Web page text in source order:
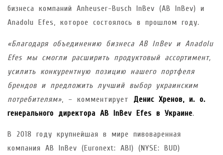
бизнеса компаний Anheuser-Busch InBev (AB InBev) и
Anadolu Efes, которое состоялось в прошлом году.
«Благодаря объединению бизнеса AB InBev и Anadolu
Efes мы смогли расширить продуктовый ассортимент,
усилить конкурентную позицию нашего портфеля
брендов и предложить лучший выбор украинским
потребителям», – комментирует
Денис Хренов, и. о.
генерального директора AB InBev Efes в Украине.
В 2018 году крупнейшая в мире пивоваренная
компания AB InBev (Euronext: ABI) (NYSE: BUD)